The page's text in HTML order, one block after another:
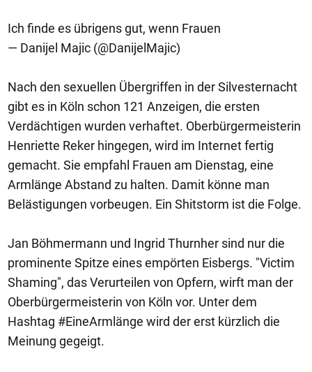
Ich finde es übrigens gut, wenn Frauen
— Danijel Majic (@DanijelMajic)
Nach den sexuellen Übergriffen in der Silvesternacht
gibt es in Köln schon 121 Anzeigen, die ersten
Verdächtigen wurden verhaftet. Oberbürgermeisterin
Henriette Reker hingegen, wird im Internet fertig
gemacht. Sie empfahl Frauen am Dienstag, eine
Armlänge Abstand zu halten. Damit könne man
Belästigungen vorbeugen. Ein Shitstorm ist die Folge.
Jan Böhmermann und Ingrid Thurnher sind nur die
prominente Spitze eines empörten Eisbergs. "Victim
Shaming", das Verurteilen von Opfern, wirft man der
Oberbürgermeisterin von Köln vor. Unter dem
Hashtag #EineArmlänge wird der erst kürzlich die
Meinung gegeigt.